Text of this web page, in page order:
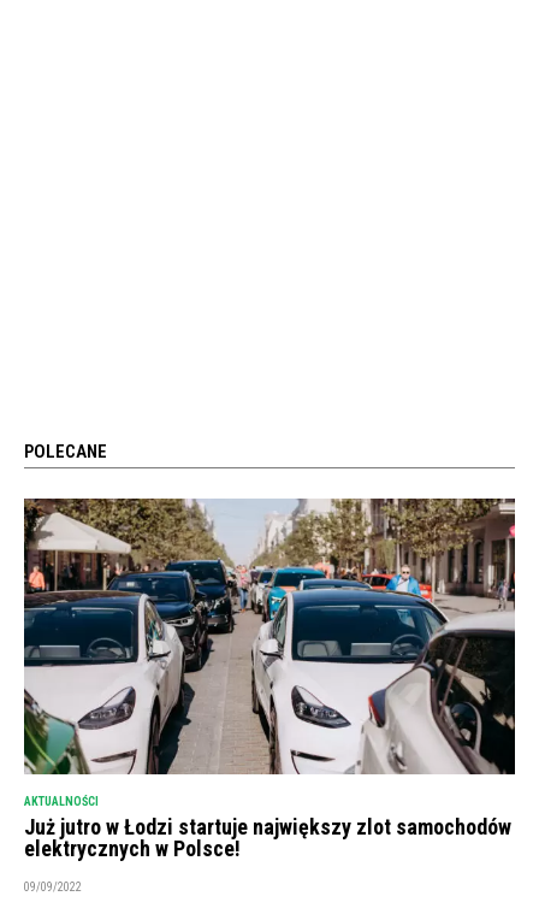
POLECANE
AKTUALNOŚCI
Już jutro w Łodzi startuje największy zlot samochodów
elektrycznych w Polsce!
09/09/2022